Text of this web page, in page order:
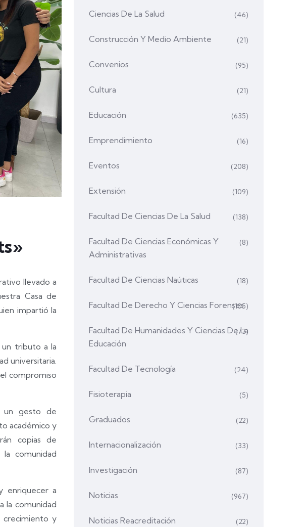
llevado a
Casa de
impartió la
un tributo a la
universitaria.
compromiso
un gesto de
académico y
copias de
comunidad
enriquecer a
la comunidad
crecimiento y
Ciencias De La Salud (46)
Construcción Y Medio Ambiente (21)
Convenios (95)
Cultura (21)
Educación (635)
Emprendimiento (16)
Eventos (208)
Extensión (109)
Facultad De Ciencias De La Salud (138)
Facultad De Ciencias Económicas Y
Administrativas
(8)
Facultad De Ciencias Naúticas (18)
Facultad De Derecho Y Ciencias Forenses
(105)
Facultad De Humanidades Y Ciencias De La
Educación
(73)
Facultad De Tecnología (24)
Fisioterapia (5)
Graduados (22)
Internacionalización (33)
Investigación (87)
Noticias (967)
Noticias Reacreditación (22)